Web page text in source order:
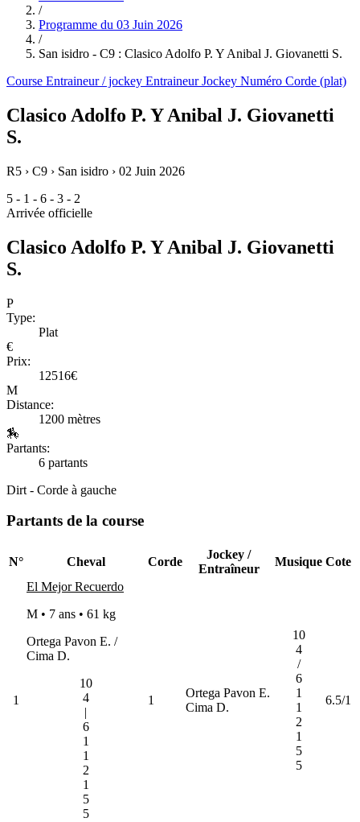
/
Programme du 03 Juin 2026
/
San isidro - C9 : Clasico Adolfo P. Y Anibal J. Giovanetti S.
Course Entraineur / jockey EntraineurJockey Numéro Corde (plat)
Clasico Adolfo P. Y Anibal J. Giovanetti
S.
R5 › C9 › San isidro › 02 Juin 2026
5 - 1 - 6 - 3 - 2
Arrivée officielle
Clasico Adolfo P. Y Anibal J. Giovanetti
S.
P
Type:
Plat
€
Prix:
12516€
M
Distance:
1200 mètres
🏇
Partants:
6 partants
Dirt - Corde à gauche
Partants de la course
N° Cheval Corde
Jockey /
Entraîneur
Musique Cote
1
El Mejor Recuerdo
M • 7 ans • 61 kg
Ortega Pavon E. /
Cima D.
10
4
|
6
1
1
2
1
5
5
1
Ortega Pavon E.
Cima D.
10
4
/
6
1
1
2
1
5
5
6.5/1